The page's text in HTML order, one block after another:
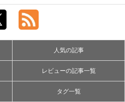
人気の記事
レビューの記事一覧
タグ一覧